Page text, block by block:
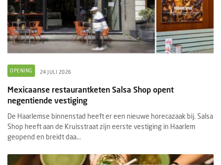
OPENING 24 JULI 2026
Mexicaanse restaurantketen Salsa Shop opent
negentiende vestiging
De Haarlemse binnenstad heeft er een nieuwe horecazaak bij. Salsa
Shop heeft aan de Kruisstraat zijn eerste vestiging in Haarlem
geopend en breidt daa...